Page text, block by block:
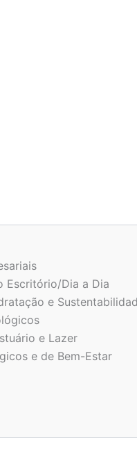
Escritório/Dia a Dia
e
e Lazer
e de Bem-Estar